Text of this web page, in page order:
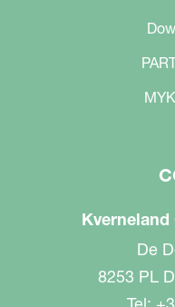
Kverneland
De
8253 PL